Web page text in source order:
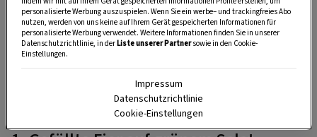
Tipps und Tricks für Garten, Terrasse, Balkon- und
Zimmerpflanzen.
HIER MEHR ERFAHREN
personalisierte Werbung auszuspielen. Wenn Sie ein werbe– und trackingfreies Abo
nutzen, werden von uns keine auf Ihrem Gerät gespeicherten Informationen für
personalisierte Werbung verwendet. Weitere Informationen finden Sie in unserer
Datenschutzrichtlinie, in derListe unserer Partnersowie in den Cookie-
Einstellungen.
Impressum
Datenschutzrichtlinie
Cookie-Einstellungen